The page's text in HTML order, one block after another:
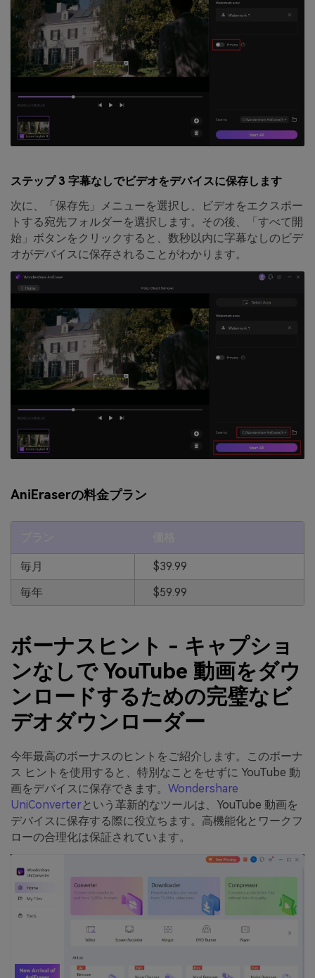
ステップ 3 字幕なしでビデオをデバイスに保存します
次に、「保存先」メニューを選択し、ビデオをエクスポー
トする宛先フォルダーを選択します。その後、「すべて開
始」ボタンをクリックすると、数秒以内に字幕なしのビデ
オがデバイスに保存されることがわかります。
AniEraserの料金プラン
毎月
$39.99
毎年
$59.99
ボーナスヒント - キャプショ
ンなしで YouTube 動画をダウ
ンロードするための完璧なビ
デオダウンローダー
今年最高のボーナスのヒントをご紹介します。このボーナ
ス ヒントを使用すると、特別なことをせずに YouTube 動
画をデバイスに保存できます。 Wondershare
UniConverterという革新的なツールは、YouTube 動画を
デバイスに保存する際に役立ちます。高機能化とワークフ
ローの合理化は保証されています。